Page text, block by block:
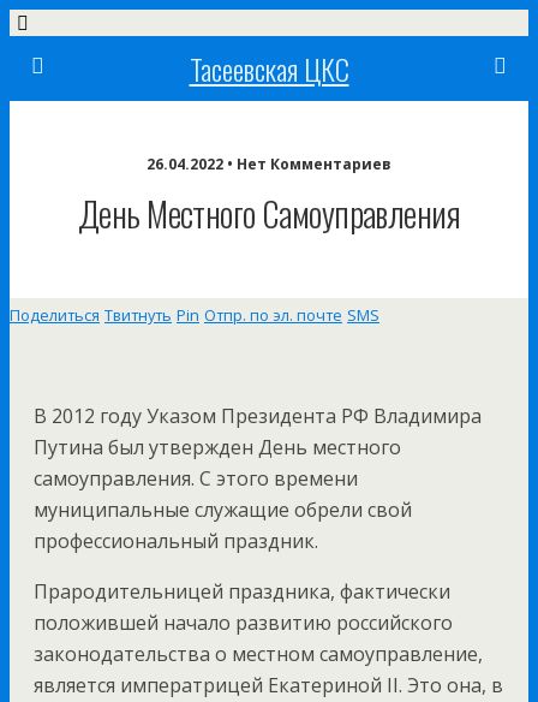
Тасеевская ЦКС
26.04.2022 • Нет Комментариев
День Местного Самоуправления
Поделиться Твитнуть Pin Отпр. по эл. почте SMS
В 2012 году Указом Президента РФ Владимира
Путина был утвержден День местного
самоуправления. С этого времени
муниципальные служащие обрели свой
профессиональный праздник.
Прародительницей праздника, фактически
положившей начало развитию российского
законодательства о местном самоуправление,
является императрицей Екатериной II. Это она, в